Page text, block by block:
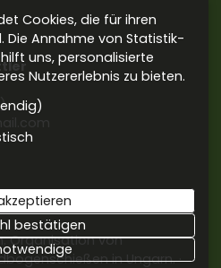
Organisation von
in Ungarn.
Cookies, die für ihren
Die Annahme von Statistik-
uns, personalisierte
Nutzererlebnis zu bieten.
bestätigen